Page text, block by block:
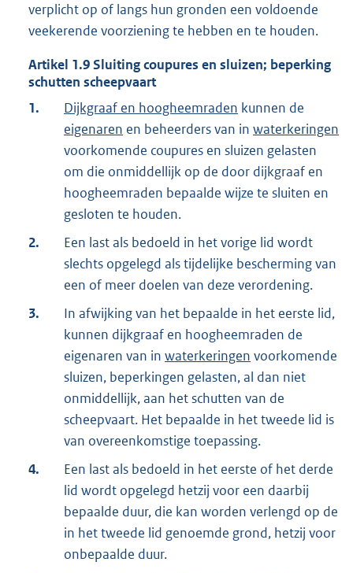
verplicht op of langs hun gronden een voldoende
veekerende voorziening te hebben en te houden.
Artikel 1.9Sluiting coupures en sluizen; beperking
schutten scheepvaart
1.
Dijkgraaf en hoogheemraden kunnen de
eigenaren en beheerders van in waterkeringen
voorkomende coupures en sluizen gelasten
om die onmiddellijk op de door dijkgraaf en
hoogheemraden bepaalde wijze te sluiten en
gesloten te houden.
2.
Een last als bedoeld in het vorige lid wordt
slechts opgelegd als tijdelijke bescherming van
een of meer doelen van deze verordening.
3.
In afwijking van het bepaalde in het eerste lid,
kunnen dijkgraaf en hoogheemraden de
eigenaren van in waterkeringen voorkomende
sluizen, beperkingen gelasten, al dan niet
onmiddellijk, aan het schutten van de
scheepvaart. Het bepaalde in het tweede lid is
van overeenkomstige toepassing.
4.
Een last als bedoeld in het eerste of het derde
lid wordt opgelegd hetzij voor een daarbij
bepaalde duur, die kan worden verlengd op de
in het tweede lid genoemde grond, hetzij voor
onbepaalde duur.